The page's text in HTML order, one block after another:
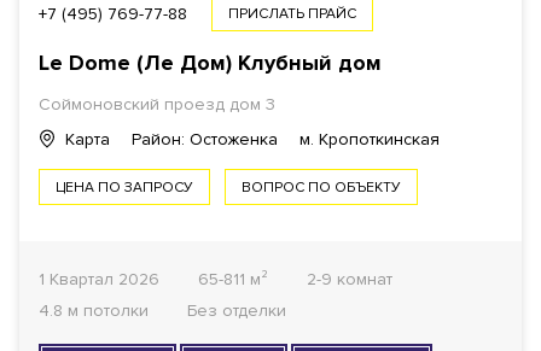
+7 (495) 769-77-88 ПРИСЛАТЬ ПРАЙС
Le Dome (Ле Дом) Клубный дом
Соймоновский проезд дом 3
Карта
Район: Остоженка м. Кропоткинская
ЦЕНА ПО ЗАПРОСУ ВОПРОС ПО ОБЪЕКТУ
1 Квартал 2026 65-811 м²
2-9 комнат
4.8 м потолки
Без отделки